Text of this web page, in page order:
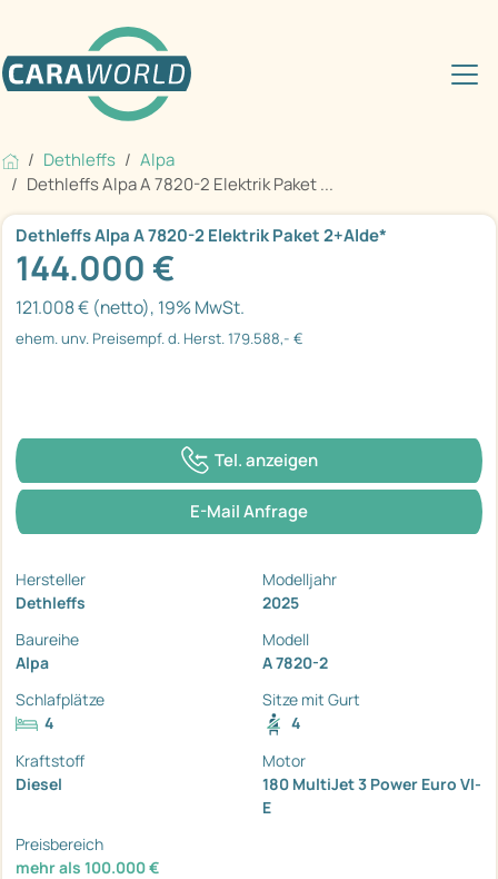
Dethleffs
Alpa
Dethleffs Alpa A 7820-2 Elektrik Paket ...
Dethleffs Alpa A 7820-2 Elektrik Paket 2+Alde*
144.000 €
121.008 € (netto), 19% MwSt.
ehem. unv. Preisempf. d. Herst. 179.588,- €
Tel. anzeigen
E-Mail Anfrage
Hersteller
Dethleffs
Modelljahr
2025
Baureihe
Alpa
Modell
A 7820-2
Schlafplätze
4
Sitze mit Gurt
4
Kraftstoff
Diesel
Motor
180 MultiJet 3 Power Euro VI-
E
Preisbereich
mehr als 100.000 €